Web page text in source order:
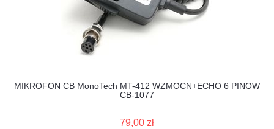
MIKROFON CB MonoTech MT-412 WZMOCN+ECHO 6 PINÓW
CB-1077
79,00 zł